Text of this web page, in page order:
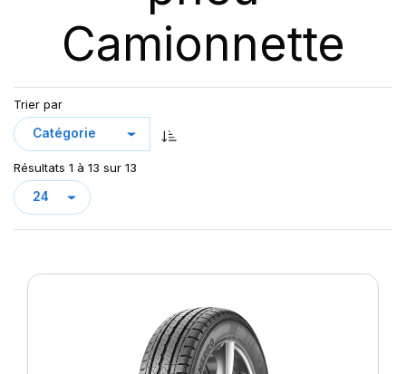
Camionnette
Trier par
Résultats 1 à 13 sur 13